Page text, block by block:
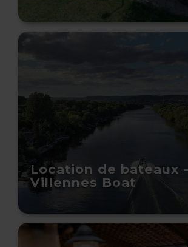
Location de bateaux
Villennes Boat